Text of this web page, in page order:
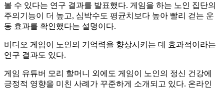
볼 수 있다는 연구 결과를 발표했다. 게임을 하는 노인 집단의
주의기능이 더 높고, 심박수도 평균치보다 높아 빨리 걷는 운
동 효과를 확인했다는 설명이다.
비디오 게임이 노인의 기억력을 향상시키는 데 효과적이라는
연구 결과도 있다.
게임 유튜버 모리 할머니 외에도 게임이 노인의 정신 건강에
긍정적 영향을 미친 사례가 꾸준하게 소개되고 있다. 온라인